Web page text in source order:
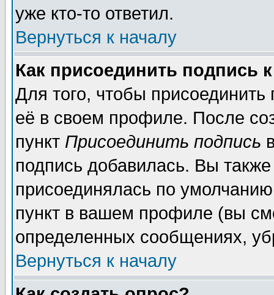
уже кто-то ответил.
Вернуться к началу
Как присоединить подпись
Для того, чтобы
её в своем профиле. После
пункт Присоединить подпись
подпись добавилась. Вы
присоединялась по
пункт в вашем профиле (вы
определенных сообщениях,
Вернуться к началу